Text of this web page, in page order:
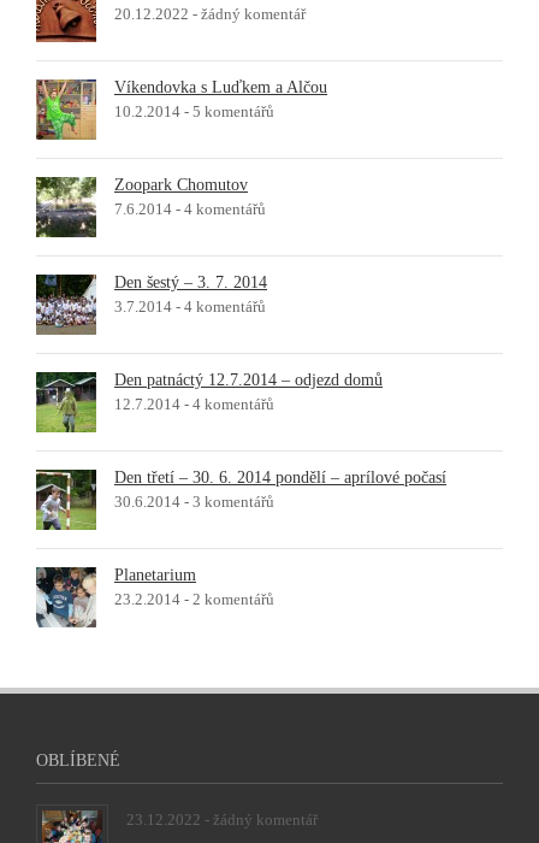
20.12.2022 - žádný komentář
Víkendovka s Luďkem a Alčou
10.2.2014 - 5 komentářů
Zoopark Chomutov
7.6.2014 - 4 komentářů
Den šestý – 3. 7. 2014
3.7.2014 - 4 komentářů
Den patnáctý 12.7.2014 – odjezd domů
12.7.2014 - 4 komentářů
Den třetí – 30. 6. 2014 pondělí – aprílové počasí
30.6.2014 - 3 komentářů
Planetarium
23.2.2014 - 2 komentářů
OBLÍBENÉ
23.12.2022 - žádný komentář